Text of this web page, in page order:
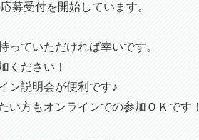
募受付を開始しています。
っていただければ幸いです。
ください！
ン説明会が便利です♪
い方もオンラインでの参加ＯＫです！